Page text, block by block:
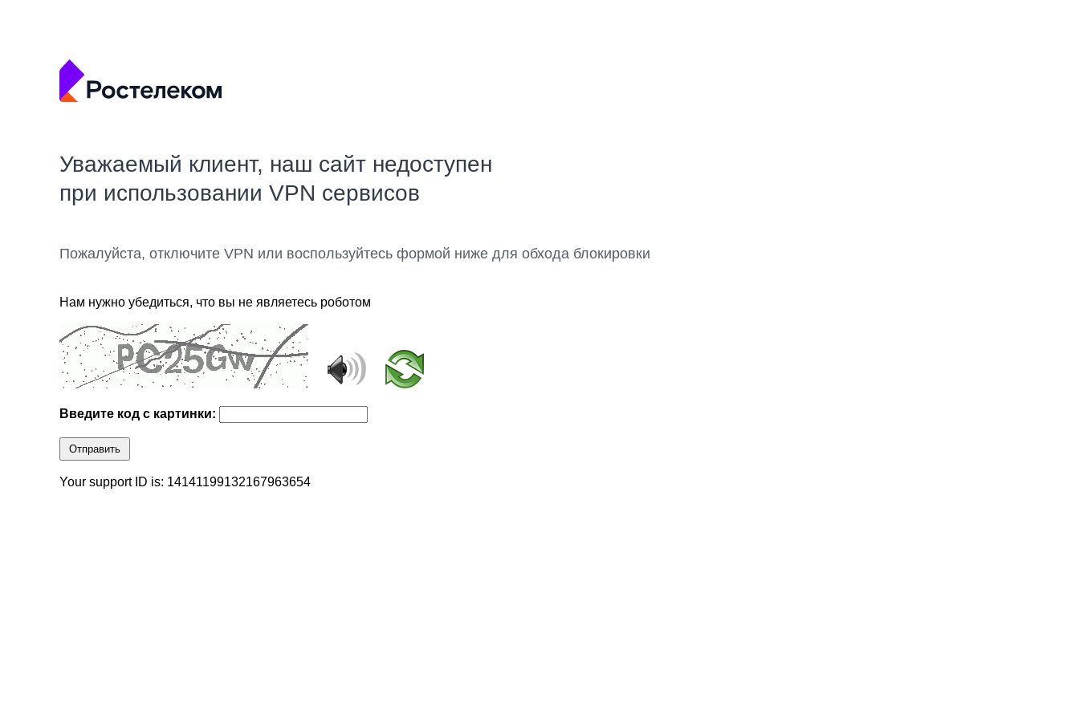
Уважаемый клиент, наш сайт недоступен
при использовании VPN сервисов
Пожалуйста, отключите VPN или воспользуйтесь формой ниже для обхода блокировки
Нам нужно убедиться, что вы не являетесь роботом
Введите код с картинки:
Отправить
Your support ID is: 14141199132167963654